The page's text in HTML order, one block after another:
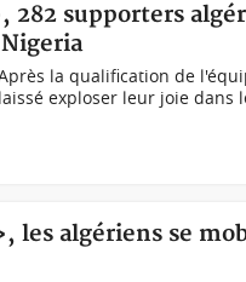
supporters
la qualification de
exploser leur joie dans
algériens se